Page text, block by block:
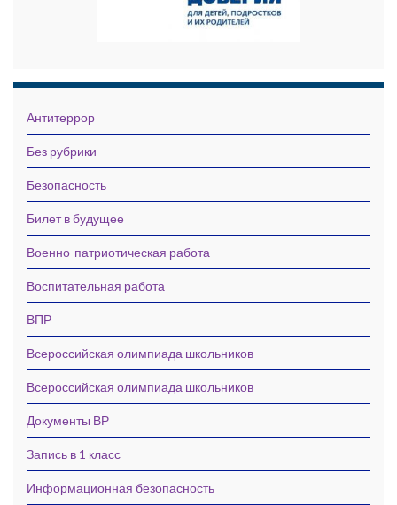
Антитеррор
Без рубрики
Безопасность
Билет в будущее
Военно-патриотическая работа
Воспитательная работа
ВПР
Всероссийская олимпиада школьников
Всероссийская олимпиада школьников
Документы ВР
Запись в 1 класс
Информационная безопасность